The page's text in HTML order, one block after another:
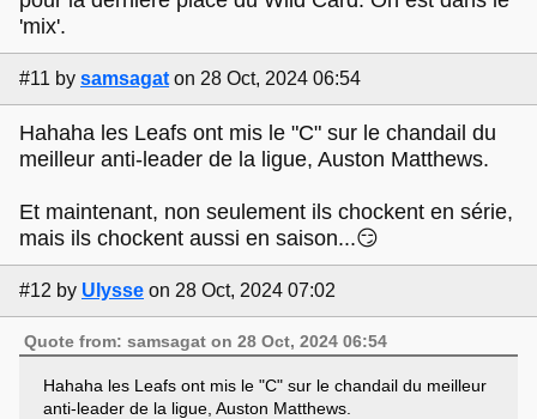
'mix'.
#11 by samsagat on 28 Oct, 2024 06:54
Hahaha les Leafs ont mis le "C" sur le chandail du
meilleur anti-leader de la ligue, Auston Matthews.
Et maintenant, non seulement ils chockent en série,
mais ils chockent aussi en saison...😏
#12 by Ulysse on 28 Oct, 2024 07:02
Quote from: samsagat on 28 Oct, 2024 06:54
Hahaha les Leafs ont mis le "C" sur le chandail du meilleur
anti-leader de la ligue, Auston Matthews.